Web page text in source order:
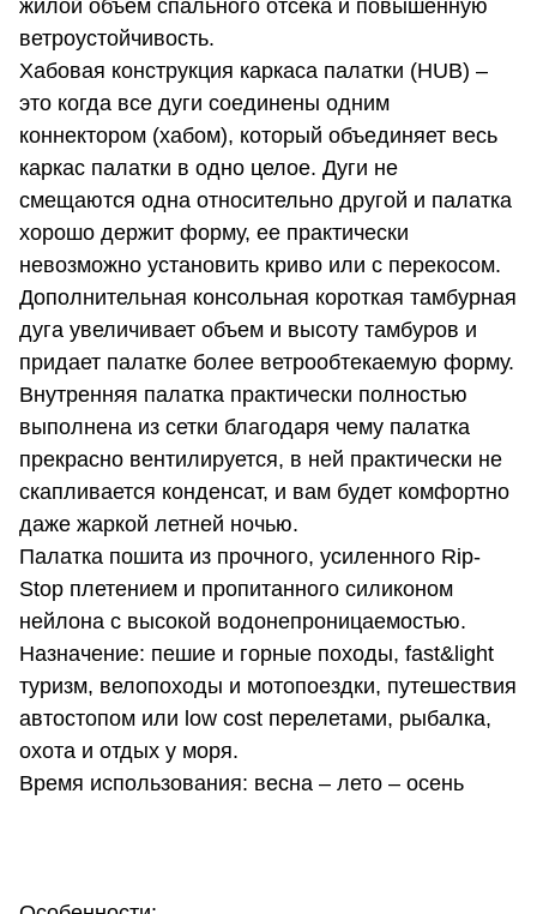
жилой объем спального отсека и повышенную
ветроустойчивость.
Хабовая конструкция каркаса палатки (HUB) –
это когда все дуги соединены одним
коннектором (хабом), который объединяет весь
каркас палатки в одно целое. Дуги не
смещаются одна относительно другой и палатка
хорошо держит форму, ее практически
невозможно установить криво или с перекосом.
Дополнительная консольная короткая тамбурная
дуга увеличивает объем и высоту тамбуров и
придает палатке более ветрообтекаемую форму.
Внутренняя палатка практически полностью
выполнена из сетки благодаря чему палатка
прекрасно вентилируется, в ней практически не
скапливается конденсат, и вам будет комфортно
даже жаркой летней ночью.
Палатка пошита из прочного, усиленного Rip-
Stop плетением и пропитанного силиконом
нейлона с высокой водонепроницаемостью.
Назначение: пешие и горные походы, fast&light
туризм, велопоходы и мотопоездки, путешествия
автостопом или low cost перелетами, рыбалка,
охота и отдых у моря.
Время использования: весна – лето – осень